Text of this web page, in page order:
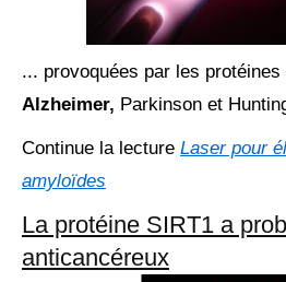
... provoquées par les
Alzheimer, Parkinson et
Continue la lecture Laser pour
amyloïdes
La protéine SIRT1 a
anticancéreux